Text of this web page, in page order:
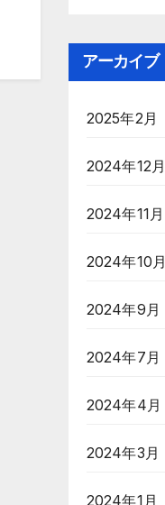
アーカイブ
2025年2月
2024年12月
2024年11月
2024年10月
2024年9月
2024年7月
2024年4月
2024年3月
2024年1月